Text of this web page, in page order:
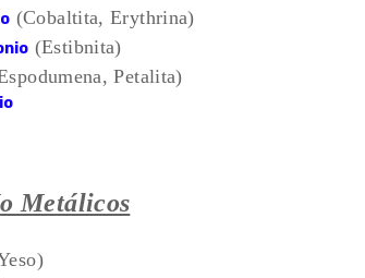
(Cobaltita, Erythrina)
(Estibnita)
Petalita)
Metálicos